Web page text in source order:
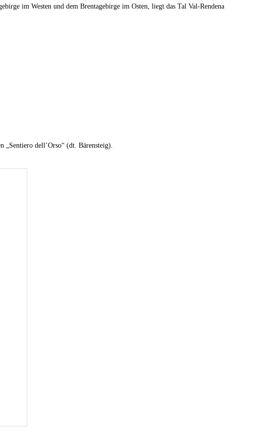
im Westen und dem Brentagebirge im Osten, liegt das Tal Val-Rendena
dell’Orso“ (dt. Bärensteig).